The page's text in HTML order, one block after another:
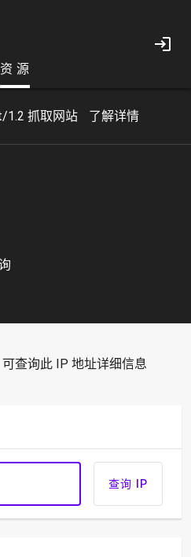
资 源
1.2 抓取网站 了解详情
查询此 IP 地址详细信息
查询 IP